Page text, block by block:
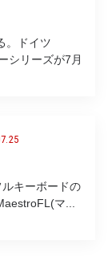
。ドイツ
シリーズが7月
キーボードの
マ...